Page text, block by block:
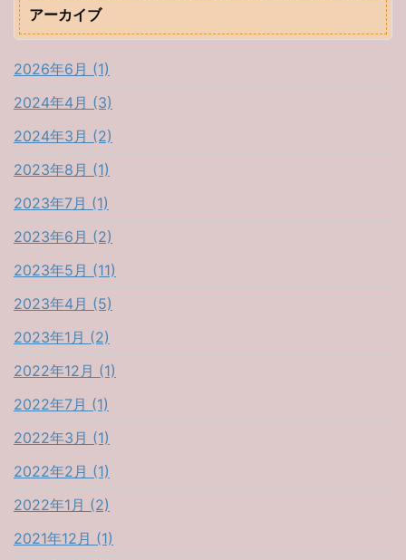
アーカイブ
2026年6月 (1)
2024年4月 (3)
2024年3月 (2)
2023年8月 (1)
2023年7月 (1)
2023年6月 (2)
2023年5月 (11)
2023年4月 (5)
2023年1月 (2)
2022年12月 (1)
2022年7月 (1)
2022年3月 (1)
2022年2月 (1)
2022年1月 (2)
2021年12月 (1)